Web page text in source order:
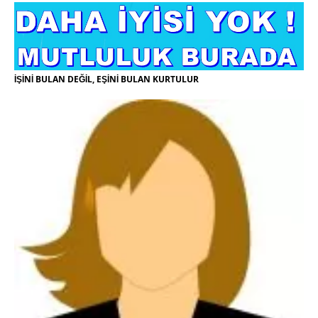
İŞİNİ BULAN DEĞİL, EŞİNİ BULAN KURTULUR